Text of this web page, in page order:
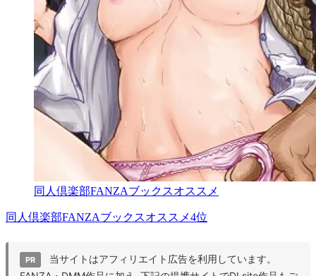
同人倶楽部FANZAブックスオススメ
同人倶楽部FANZAブックスオススメ4位
PR
当サイトはアフィリエイト広告を利用しています。